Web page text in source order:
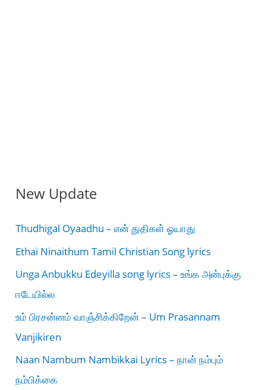
New Update
Thudhigal Oyaadhu – என் துதிகள் ஓயாது
Ethai Ninaithum Tamil Christian Song lyrics
Unga Anbukku Edeyilla song lyrics – உங்க அன்புக்கு
ஈடேயில்ல
உம் பிரசன்னம் வாஞ்சிக்கிறேன் – Um Prasannam
Vanjikiren
Naan Nambum Nambikkai Lyrics – நான் நம்பும்
நம்பிக்கை